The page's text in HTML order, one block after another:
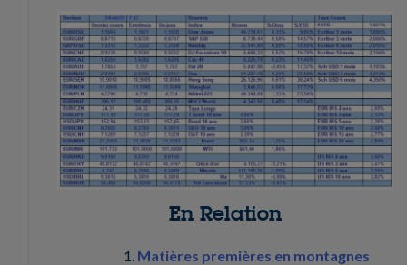
En Relation
Matières premières en montagnes